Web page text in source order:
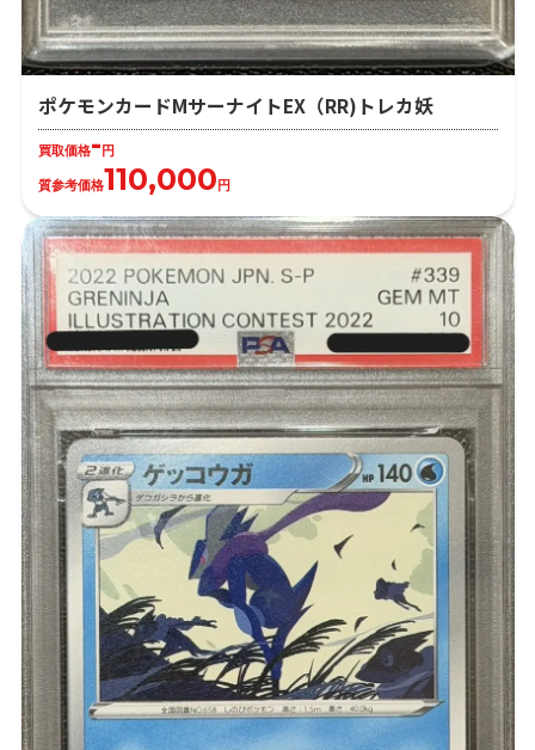
ポケモンカードMサーナイトEX（RR)トレカ妖
買取価格-円
質参考価格110,000円